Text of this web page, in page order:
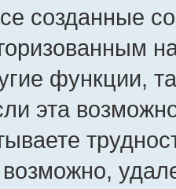
созданные
функции,
эта